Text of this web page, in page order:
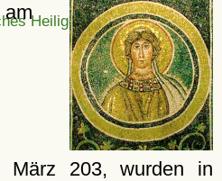
am
März 203, wurden in
Heiligenlexikon